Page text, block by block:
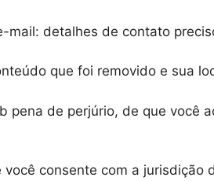
detalhes de contato
que foi removido e sua
pena de perjúrio, de que
consente com a